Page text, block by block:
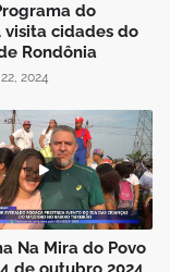
do
visita cidades do
Rondônia
2024
Na Mira do Povo